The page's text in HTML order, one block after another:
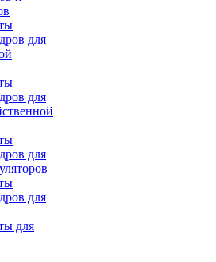
для
для
для
для
для